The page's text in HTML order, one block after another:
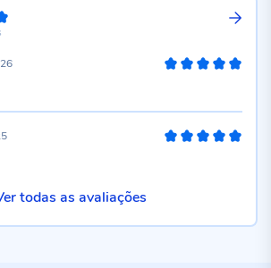
todas as avaliações